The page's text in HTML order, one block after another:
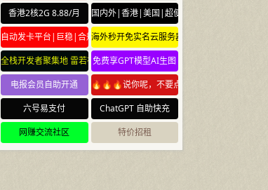
香港2核2G 8.88/月
国内外|香港|美国|超便宜云服务器
自动发卡平台|巨稳|合规海外秒开免实名云服务器
全栈开发者聚集地 雷若社区 leiruo.com
免费享GPT模型AI生图
电报会员自助开通
🔥🔥🔥说你呢，不要点🔥🔥🔥
六号易支付
ChatGPT 自助快充
网赚交流社区
特价招租